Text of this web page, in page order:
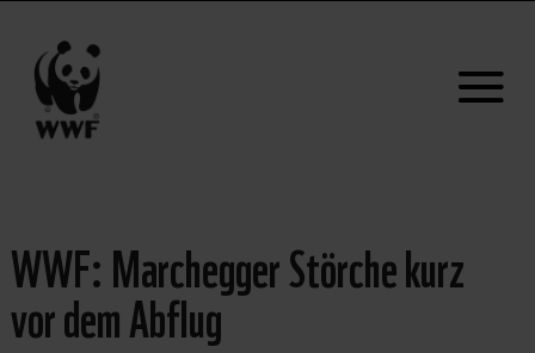
WWF: Marchegger Störche kurz
vor dem Abflug